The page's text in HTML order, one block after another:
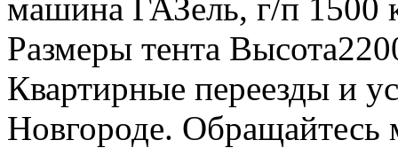
машина ГАЗель, г/п 1500
Размеры тента
Квартирные переезды и
Новгороде.